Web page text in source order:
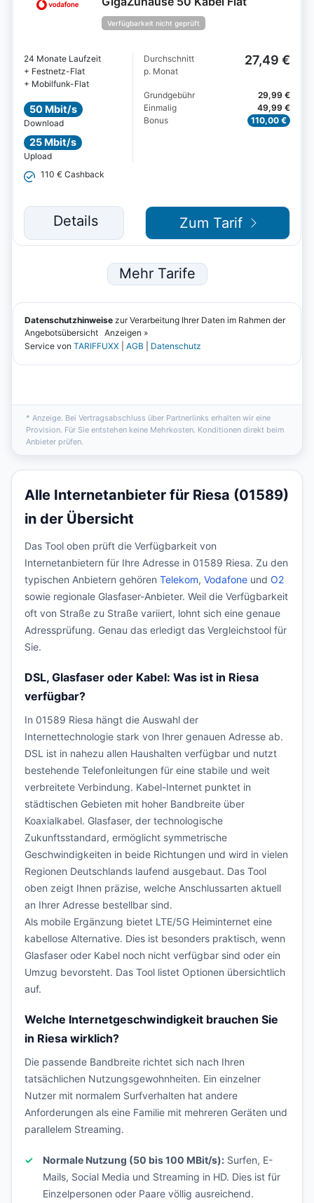
* Anzeige. Bei Vertragsabschluss über Partnerlinks erhalten wir eine
Provision. Für Sie entstehen keine Mehrkosten. Konditionen direkt beim
Anbieter prüfen.
Alle Internetanbieter für Riesa (01589)
in der Übersicht
Das Tool oben prüft die Verfügbarkeit von
Internetanbietern für Ihre Adresse in 01589 Riesa. Zu den
typischen Anbietern gehören Telekom, Vodafone und O2
sowie regionale Glasfaser-Anbieter. Weil die Verfügbarkeit
oft von Straße zu Straße variiert, lohnt sich eine genaue
Adressprüfung. Genau das erledigt das Vergleichstool für
Sie.
DSL, Glasfaser oder Kabel: Was ist in Riesa
verfügbar?
In 01589 Riesa hängt die Auswahl der
Internettechnologie stark von Ihrer genauen Adresse ab.
DSL ist in nahezu allen Haushalten verfügbar und nutzt
bestehende Telefonleitungen für eine stabile und weit
verbreitete Verbindung. Kabel-Internet punktet in
städtischen Gebieten mit hoher Bandbreite über
Koaxialkabel. Glasfaser, der technologische
Zukunftsstandard, ermöglicht symmetrische
Geschwindigkeiten in beide Richtungen und wird in vielen
Regionen Deutschlands laufend ausgebaut. Das Tool
oben zeigt Ihnen präzise, welche Anschlussarten aktuell
an Ihrer Adresse bestellbar sind.
Als mobile Ergänzung bietet LTE/5G Heiminternet eine
kabellose Alternative. Dies ist besonders praktisch, wenn
Glasfaser oder Kabel noch nicht verfügbar sind oder ein
Umzug bevorsteht. Das Tool listet Optionen übersichtlich
auf.
Welche Internetgeschwindigkeit brauchen Sie
in Riesa wirklich?
Die passende Bandbreite richtet sich nach Ihren
tatsächlichen Nutzungsgewohnheiten. Ein einzelner
Nutzer mit normalem Surfverhalten hat andere
Anforderungen als eine Familie mit mehreren Geräten und
parallelem Streaming.
Normale Nutzung (50 bis 100 MBit/s): Surfen, E-
Mails, Social Media und Streaming in HD. Dies ist für
Einzelpersonen oder Paare völlig ausreichend.